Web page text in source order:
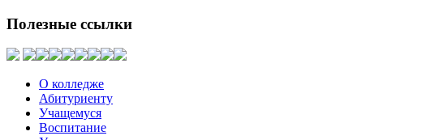
Полезные ссылки
О колледже
Абитуриенту
Учащемуся
Воспитание